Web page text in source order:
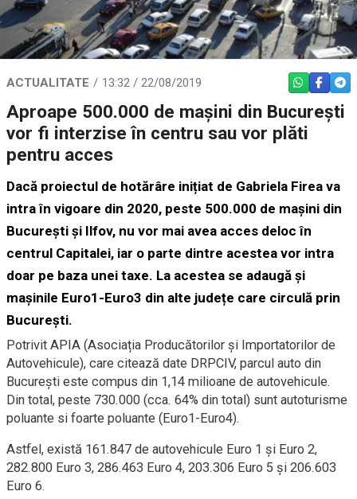
ACTUALITATE 13:32 / 22/08/2019 WHATSAPP
Aproape 500.000 de mașini din București
vor fi interzise în centru sau vor plăti
pentru acces
Dacă proiectul de hotărâre inițiat de Gabriela Firea va
intra în vigoare din 2020, peste 500.000 de mașini din
București și Ilfov, nu vor mai avea acces deloc în
centrul Capitalei, iar o parte dintre acestea vor intra
doar pe baza unei taxe. La acestea se adaugă și
mașinile Euro1-Euro3 din alte județe care circulă prin
București.
Potrivit APIA (Asociația Producătorilor și Importatorilor de
Autovehicule), care citează date DRPCIV, parcul auto din
București este compus din 1,14 milioane de autovehicule.
Din total, peste 730.000 (cca. 64% din total) sunt autoturisme
poluante si foarte poluante (Euro1-Euro4).
Astfel, există 161.847 de autovehicule Euro 1 și Euro 2,
282.800 Euro 3, 286.463 Euro 4, 203.306 Euro 5 și 206.603
Euro 6.